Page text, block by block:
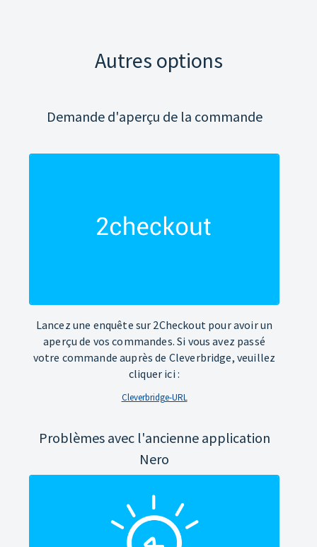
Autres options
Demande d'aperçu de la commande
Lancez une enquête sur 2Checkout pour avoir un
aperçu de vos commandes. Si vous avez passé
votre commande auprès de Cleverbridge, veuillez
cliquer ici :
Cleverbridge-URL
Problèmes avec l'ancienne application
Nero